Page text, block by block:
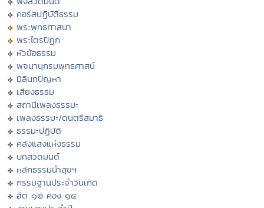
คอร์สปฏิบัติธรรม
พระพุทธศาสนา
พระไตรปิฏก
หัวข้อธรรม
พจนานุกรมพุทธศาสน์
มิลินทปัญหา
เสียงธรรม
สถานีเพลงธรรมะ
เพลงธรรมะ/ดนตรีสมาธิ
ธรรมะปฏิบัติ
คลังแสงแห่งธรรม
บทสวดมนต์
หลักธรรมนำสุขฯ
กรรมฐานประจำวันเกิด
ฮีต ๑๒ คอง ๑๔